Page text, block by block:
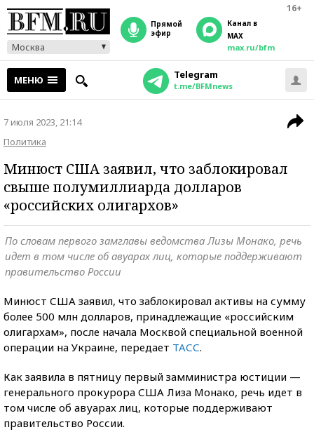
16+
Москва
прямой
эфир
Канал в
MAX
max.ru/bfm
МЕНЮ Telegram
t.me/BFMnews
7 июля 2023, 21:14
Политика
Минюст США заявил, что заблокировал
свыше полумиллиарда долларов
«российских олигархов»
По словам первого замглавы ведомства Лизы Монако, речь
идет в том числе об авуарах лиц, которые поддерживают
правительство России
Минюст США заявил, что заблокировал активы на сумму
более 500 млн долларов, принадлежащие «российским
олигархам», после начала Москвой специальной военной
операции на Украине, передает ТАСС.
Как заявила в пятницу первый замминистра юстиции —
генерального прокурора США Лиза Монако, речь идет в
том числе об авуарах лиц, которые поддерживают
правительство России.